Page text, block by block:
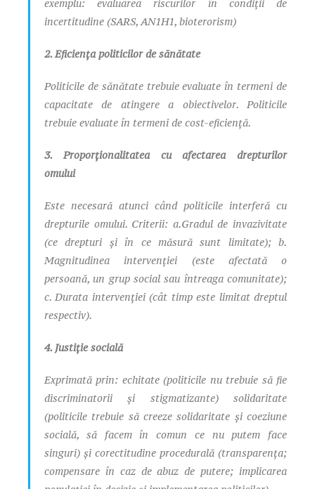
exemplu: evaluarea riscurilor în condiții de
incertitudine (SARS, AN1H1, bioterorism)
2. Eficiența politicilor de sănătate
Politicile de sănătate trebuie evaluate în termeni de
capacitate de atingere a obiectivelor. Politicile
trebuie evaluate în termeni de cost-eficiență.
3. Proporționalitatea cu afectarea drepturilor
omului
Este necesară atunci când politicile interferă cu
drepturile omului. Criterii: a.Gradul de invazivitate
(ce drepturi și în ce măsură sunt limitate); b.
Magnitudinea intervenției (este afectată o
persoană, un grup social sau întreaga comunitate);
c. Durata intervenției (cât timp este limitat dreptul
respectiv).
4. Justiție socială
Exprimată prin: echitate (politicile nu trebuie să fie
discriminatorii și stigmatizante) solidaritate
(politicile trebuie să creeze solidaritate și coeziune
socială, să facem în comun ce nu putem face
singuri) și corectitudine procedurală (transparența;
compensare în caz de abuz de putere; implicarea